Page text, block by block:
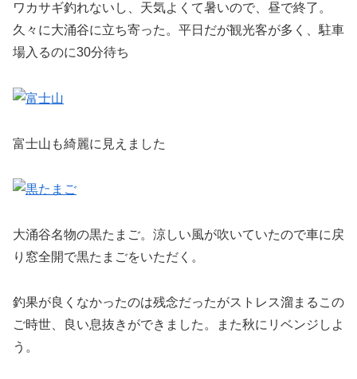
ワカサギ釣れないし、天気よくて暑いので、昼で終了。
久々に大涌谷に立ち寄った。平日だが観光客が多く、駐車
場入るのに30分待ち
富士山も綺麗に見えました
大涌谷名物の黒たまご。涼しい風が吹いていたので車に戻
り窓全開で黒たまごをいただく。
釣果が良くなかったのは残念だったがストレス溜まるこの
ご時世、良い息抜きができました。また秋にリベンジしよ
う。